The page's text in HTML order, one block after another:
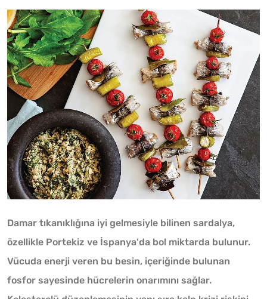
Damar tıkanıklığına iyi gelmesiyle bilinen sardalya,
özellikle Portekiz ve İspanya'da bol miktarda bulunur.
Vücuda enerji veren bu besin, içeriğinde bulunan
fosfor sayesinde hücrelerin onarımını sağlar.